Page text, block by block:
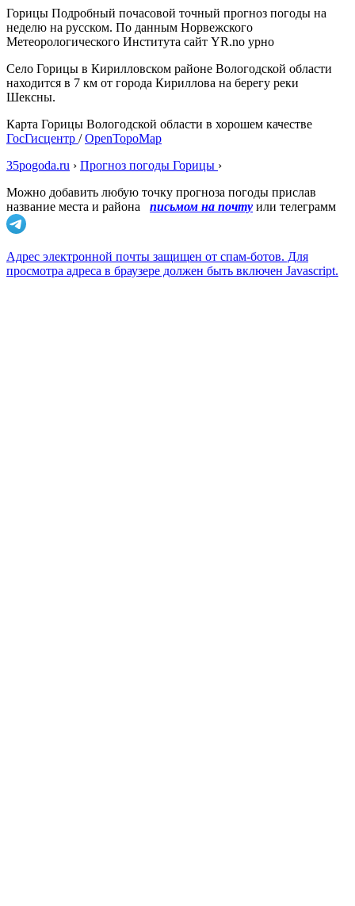
Горицы Подробный почасовой точный прогноз погоды на
неделю на русском. По данным Норвежского
Метеорологического Института сайт YR.no урно
Село Горицы в Кирилловском районе Вологодской области
находится в 7 км от города Кириллова на берегу реки
Шексны.
Карта Горицы Вологодской области в хорошем качестве
ГосГисцентр /OpenTopoMap
35pogoda.ru › Прогноз погоды Горицы ›
Можно добавить любую точку прогноза погоды прислав
название места и района
письмом на почту или телеграмм
Адрес электронной почты защищен от спам-ботов. Для
просмотра адреса в браузере должен быть включен Javascript.